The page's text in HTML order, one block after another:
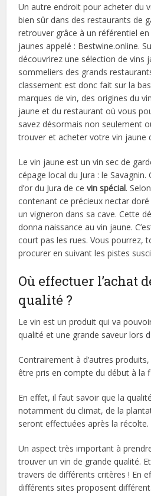
Un autre endroit pour acheter du
bien sûr dans des restaurants de
retrouver grâce à un référentiel
jaunes appelé : Bestwine.online.
découvrirez une sélection de vins
sommeliers des grands
classement est donc fait sur la
marques de vin, des origines du
jaune et du restaurant où vous
savez désormais non seulement
trouver et acheter votre vin jaune
Le vin jaune est un vin sec de
cépage local du Jura : le
d’or du Jura de cevin spécial.
contenant ce précieux nectar
un vigneron dans sa cave. Cette
donna naissance au vin jaune.
court pas les rues. Vous pourrez,
procurer en suivant les pistes
Où effectuer l’achat
qualité ?
Le vin est un produit qui va
qualité et une grande saveur lors
Contrairement à d’autres produits,
être pris en compte du début à la
En effet, il faut savoir que la
notamment du climat, de la
seront effectuées après la récolte.
Un aspect très important à
trouver un vin de grande qualité.
travers de différents critères ! En
différents sites proposent